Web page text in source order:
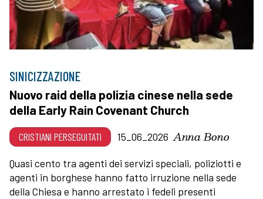
SINICIZZAZIONE
Nuovo raid della polizia cinese nella sede
della Early Rain Covenant Church
CRISTIANI PERSEGUITATI 15_06_2026 Anna Bono
Quasi cento tra agenti dei servizi speciali, poliziotti e
agenti in borghese hanno fatto irruzione nella sede
della Chiesa e hanno arrestato i fedeli presenti